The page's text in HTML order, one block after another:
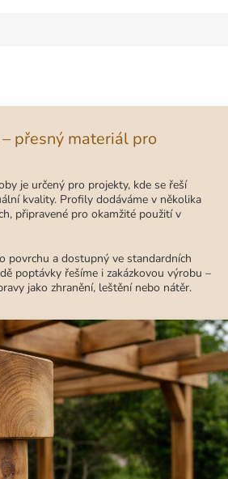
přesný materiál pro
je určený pro projekty, kde se řeší
kvality. Profily dodáváme v několika
připravené pro okamžité použití v
povrchu a dostupný ve standardních
poptávky řešíme i zakázkovou výrobu –
jako zhranění, leštění nebo nátěr.